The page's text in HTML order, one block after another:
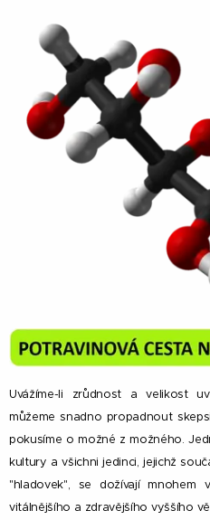
Uvážíme-li zrůdnost a velikost
můžeme snadno propadnout
pokusíme o možné z možného.
kultury a všichni jedinci, jejichž
"hladovek", se dožívají mnohem
vitálnějšího a zdravějšího vyššího